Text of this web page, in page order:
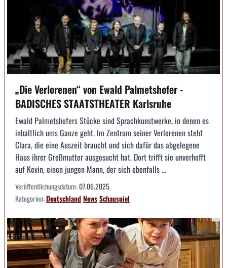
„Die Verlorenen“ von Ewald Palmetshofer -
BADISCHES STAATSTHEATER Karlsruhe
Ewald Palmetshofers Stücke sind Sprachkunstwerke, in denen es
inhaltlich ums Ganze geht. Im Zentrum seiner Verlorenen steht
Clara, die eine Auszeit braucht und sich dafür das abgelegene
Haus ihrer Großmutter ausgesucht hat. Dort trifft sie unverhofft
auf Kevin, einen jungen Mann, der sich ebenfalls ...
Veröffentlichungsdatum:07.06.2025
Kategorien:DeutschlandNewsSchauspiel